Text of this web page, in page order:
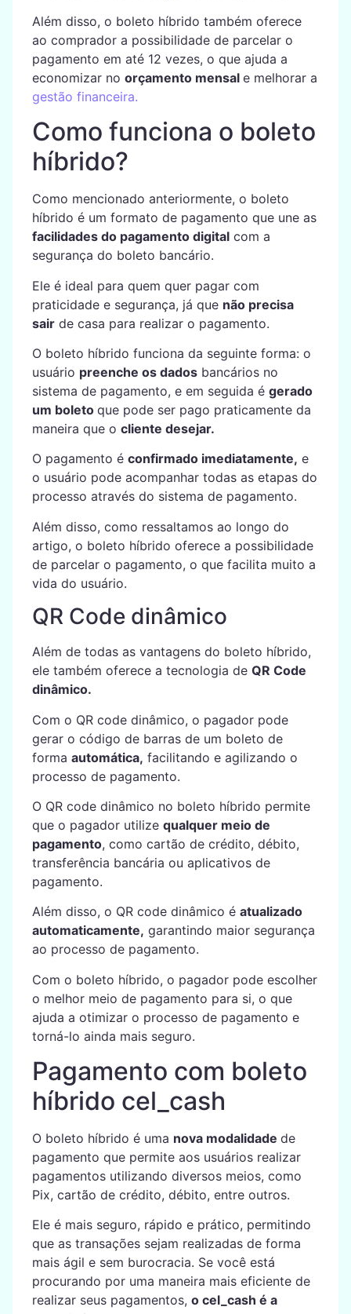
Além disso, o boleto híbrido também oferece
ao comprador a possibilidade de parcelar o
pagamento em até 12 vezes, o que ajuda a
economizar no orçamento mensal e melhorar a
gestão financeira.
Como funciona o boleto
híbrido?
Como mencionado anteriormente, o boleto
híbrido é um formato de pagamento que une as
facilidades do pagamento digitalcom a
segurança do boleto bancário.
Ele é ideal para quem quer pagar com
praticidade e segurança, já que não precisa
sairde casa para realizar o pagamento.
O boleto híbrido funciona da seguinte forma: o
usuário preenche os dadosbancários no
sistema de pagamento, e em seguida é gerado
um boleto que pode ser pago praticamente da
maneira que o cliente desejar.
O pagamento é confirmado imediatamente, e
o usuário pode acompanhar todas as etapas do
processo através do sistema de pagamento.
Além disso, como ressaltamos ao longo do
artigo, o boleto híbrido oferece a possibilidade
de parcelar o pagamento, o que facilita muito a
vida do usuário.
QR Code dinâmico
Além de todas as vantagens do boleto híbrido,
ele também oferece a tecnologia de QR Code
dinâmico.
Com o QR code dinâmico, o pagador pode
gerar o código de barras de um boleto de
forma automática, facilitando e agilizando o
processo de pagamento.
O QR code dinâmico no boleto híbrido permite
que o pagador utilize qualquer meio de
pagamento, como cartão de crédito, débito,
transferência bancária ou aplicativos de
pagamento.
Além disso, o QR code dinâmico é atualizado
automaticamente, garantindo maior segurança
ao processo de pagamento.
Com o boleto híbrido, o pagador pode escolher
o melhor meio de pagamento para si, o que
ajuda a otimizar o processo de pagamento e
torná-lo ainda mais seguro.
Pagamento com boleto
híbrido cel_cash
O boleto híbrido é uma nova modalidade de
pagamento que permite aos usuários realizar
pagamentos utilizando diversos meios, como
Pix, cartão de crédito, débito, entre outros.
Ele é mais seguro, rápido e prático, permitindo
que as transações sejam realizadas de forma
mais ágil e sem burocracia. Se você está
procurando por uma maneira mais eficiente de
realizar seus pagamentos, o cel_cash é a